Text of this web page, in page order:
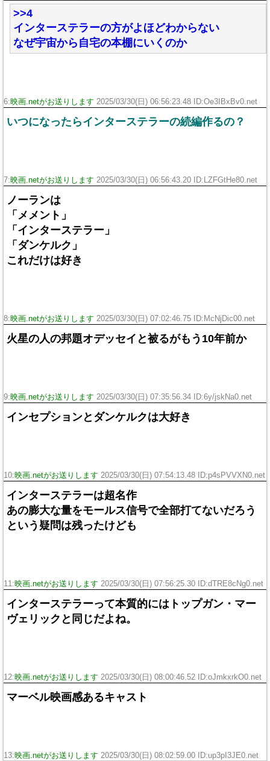
>>4
インターステラーの方がよほどわからない
なぜ宇宙から自宅の本棚にいくのか
6:映画.netがお送りします 2025/03/30(日) 06:56:23.48 ID:Oe3IBxBv0.net
いつになったらインターステラーの続編作るの？
7:映画.netがお送りします 2025/03/30(日) 06:56:43.20 ID:LZFGtHe80.net
ノーランは
「メメント」
「インターステラー」
「ダンケルク」
これだけは好き
8:映画.netがお送りします 2025/03/30(日) 07:02:46.75 ID:McNjDic00.net
火星の人の邦題オデッセイと被るがもう10年前か
9:映画.netがお送りします 2025/03/30(日) 07:35:56.34 ID:6y/jskNa0.net
インセプションとダンケルクは大好き
10:映画.netがお送りします 2025/03/30(日) 07:54:13.48 ID:p4sPVVXN0.net
インターステラーは超名作
あの膨大な量をモールス信号で全部打てないだろう
という疑問は残ったけども
11:映画.netがお送りします 2025/03/30(日) 07:56:25.30 ID:dTRE8cNg0.net
インターステラーって本質的にはトップガン・マー
ヴェリックと同じだよね。
12:映画.netがお送りします 2025/03/30(日) 08:00:46.52 ID:oJmkxrkO0.net
マーベル映画感あるキャスト
13:映画.netがお送りします 2025/03/30(日) 08:02:59.00 ID:up3pI3JE0.net